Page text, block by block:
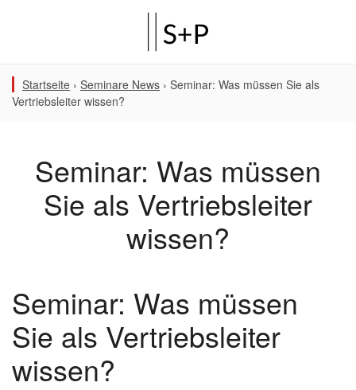
Startseite › Seminare News › Seminar: Was müssen Sie als
Vertriebsleiter wissen?
Seminar: Was müssen
Sie als Vertriebsleiter
wissen?
Seminar: Was müssen
Sie als Vertriebsleiter
wissen?